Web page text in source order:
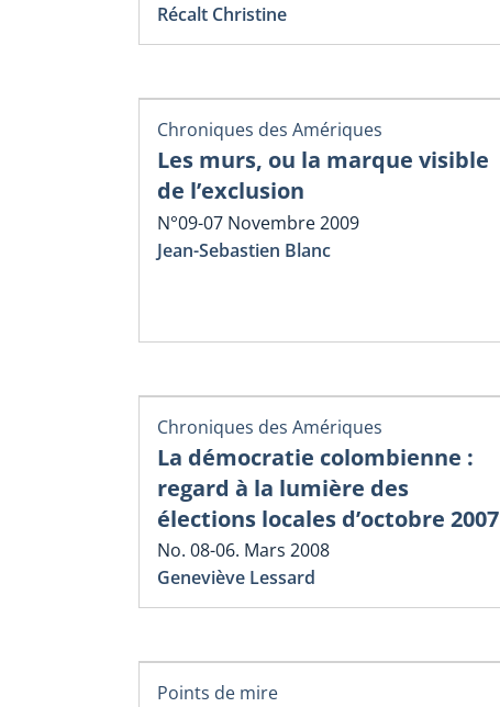
Récalt Christine
Chroniques des Amériques
Les murs, ou la marque visible
de l’exclusion
N°09-07 Novembre 2009
Jean-Sebastien Blanc
Chroniques des Amériques
La démocratie colombienne :
regard à la lumière des
élections locales d’octobre 2007
No. 08-06. Mars 2008
Geneviève Lessard
Points de mire